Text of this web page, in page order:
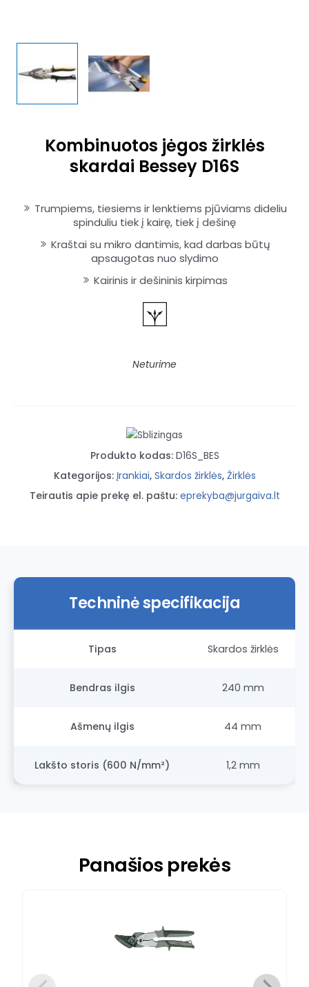
Kombinuotos jėgos žirklės
skardai Bessey D16S
Trumpiems, tiesiems ir lenktiems pjūviams dideliu
spinduliu tiek į kairę, tiek į dešinę
Kraštai su mikro dantimis, kad darbas būtų
apsaugotas nuo slydimo
Kairinis ir dešininis kirpimas
Neturime
Produkto kodas: D16S_BES
Kategorijos: Įrankiai, Skardos žirklės, Žirklės
Teirautis apie prekę el. paštu: eprekyba@jurgaiva.lt
Techninė specifikacija
Tipas Skardos žirklės
Bendras ilgis 240 mm
Ašmenų ilgis 44 mm
Lakšto storis (600 N/mm²) 1,2 mm
Panašios prekės